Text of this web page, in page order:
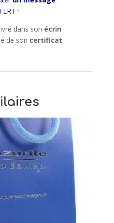
!
dans son écrin
de son certificat